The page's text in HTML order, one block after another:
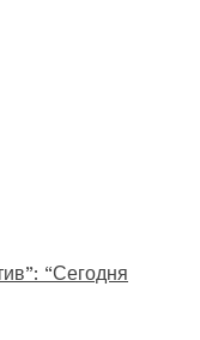
“Сегодня